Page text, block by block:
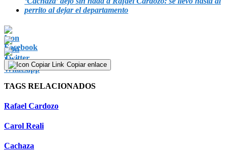
perrito al dejar el departamento
Copiar enlace
TAGS RELACIONADOS
Rafael Cardozo
Carol Reali
Cachaza